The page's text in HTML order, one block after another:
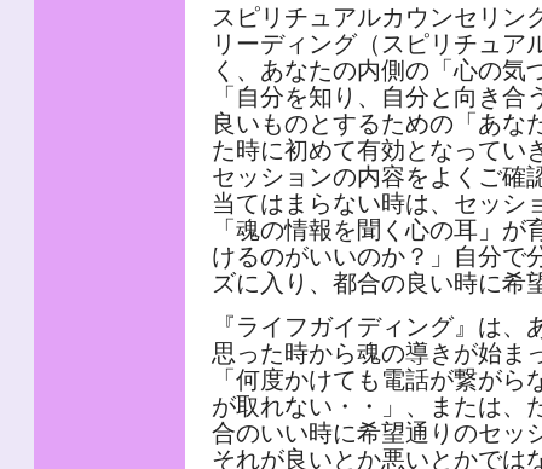
スピリチュアルカウンセリン
リーディング（スピリチュア
く、あなたの内側の「心の気
「自分を知り、自分と向き
良いものとするための「あな
た時に初めて有効となってい
セッションの内容をよくご確
当てはまらない時は、セッシ
「魂の情報を聞く心の耳」
けるのがいいのか？」自分で
ズに入り、都合の良い時に希
『ライフガイディング』は
思った時から魂の導きが始ま
「何度かけても電話が繋が
が取れない・・」、または、
合のいい時に希望通りのセッ
それが良いとか悪いとかでは